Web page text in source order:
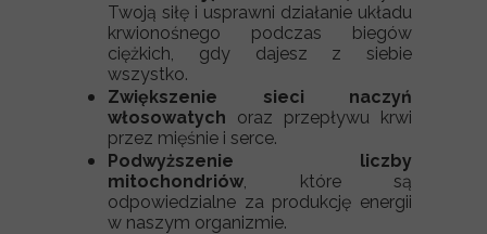
Twoją siłę i usprawni działanie układu
krwionośnego podczas biegów
ciężkich, gdy dajesz z siebie
wszystko.
Zwiększenie sieci naczyń
włosowatych oraz przepływu krwi
przez mięśnie i serce.
Podwyższenie liczby
mitochondriów, które są
odpowiedzialne za produkcję energii
w naszym organizmie.